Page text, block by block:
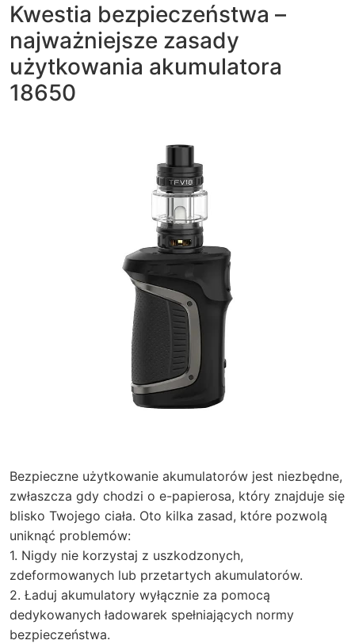
Kwestia bezpieczeństwa –
najważniejsze zasady
użytkowania akumulatora
18650
Bezpieczne użytkowanie akumulatorów jest niezbędne,
zwłaszcza gdy chodzi o e-papierosa, który znajduje się
blisko Twojego ciała. Oto kilka zasad, które pozwolą
uniknąć problemów:
1. Nigdy nie korzystaj z uszkodzonych,
zdeformowanych lub przetartych akumulatorów.
2. Ładuj akumulatory wyłącznie za pomocą
dedykowanych ładowarek spełniających normy
bezpieczeństwa.